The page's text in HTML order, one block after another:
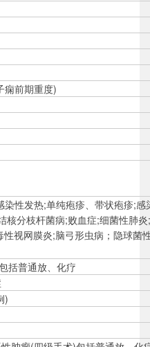
痫前期重度)
染性发热;单纯疱疹、带状疱疹;
核分枝杆菌病;败血症;细菌性肺
视网膜炎;脑弓形虫病；隐球菌
括普通放、化疗
)